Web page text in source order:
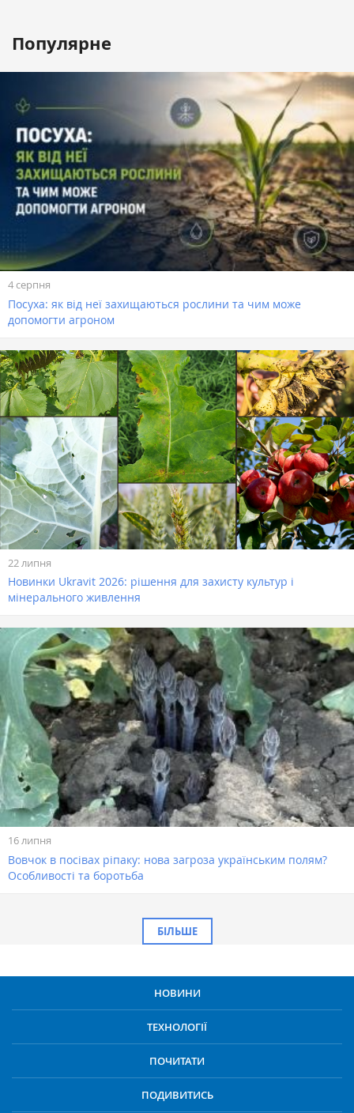
Популярне
4 серпня
Посуха: як від неї захищаються рослини та чим може
допомогти агроном
22 липня
Новинки Ukravit 2026: рішення для захисту культур і
мінерального живлення
16 липня
Вовчок в посівах ріпаку: нова загроза українським полям?
Особливості та боротьба
БІЛЬШЕ
НОВИНИ
ТЕХНОЛОГІЇ
ПОЧИТАТИ
ПОДИВИТИСЬ